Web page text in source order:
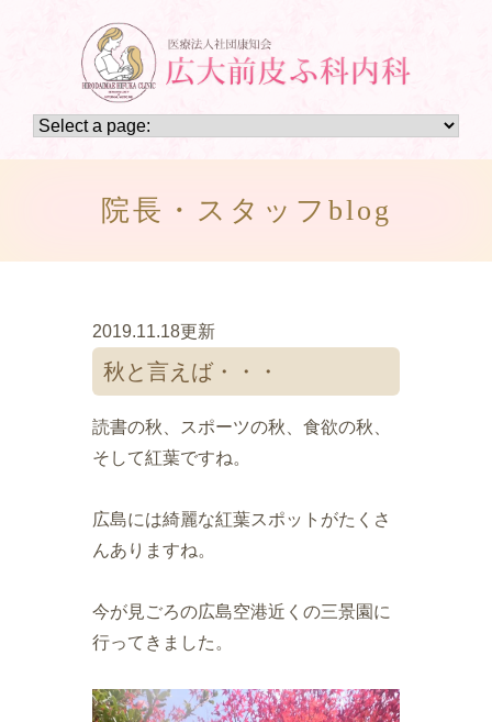
院長・スタッフblog
2019.11.18更新
秋と言えば・・・
読書の秋、スポーツの秋、食欲の秋、
そして紅葉ですね。
広島には綺麗な紅葉スポットがたくさ
んありますね。
今が見ごろの広島空港近くの三景園に
行ってきました。